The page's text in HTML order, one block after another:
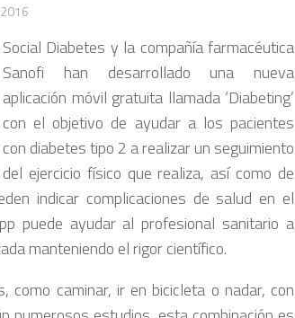
Social Diabetes y la compañía farmacéutica
Sanofi han desarrollado una nueva
aplicación móvil gratuita llamada ‘Diabeting’
con el objetivo de ayudar a los pacientes
con diabetes tipo 2 a realizar un seguimiento
del ejercicio físico que realiza, así como de
indicar complicaciones de salud en el
puede ayudar al profesional sanitario a
manteniendo el rigor científico.
como caminar, ir en bicicleta o nadar, con